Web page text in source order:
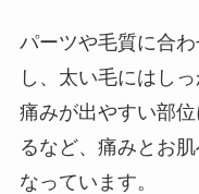
パーツや毛質に合
し、太い毛にはし
痛みが出やすい部
るなど、痛みとお
なっています。